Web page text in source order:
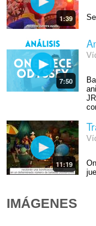
1:39
7:50
11:19
IMÁGENES